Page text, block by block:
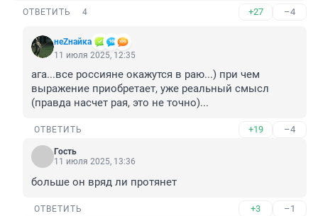
ОТВЕТИТЬ 4 +27 –4
неZнайка
11 июля 2025, 12:35
ага...все россияне окажутся в раю...) при чем
выражение приобретает, уже реальный смысл
(правда насчет рая, это не точно)...
ОТВЕТИТЬ +19 –4
Гость
11 июля 2025, 13:36
больше он вряд ли протянет
ОТВЕТИТЬ +3 –1